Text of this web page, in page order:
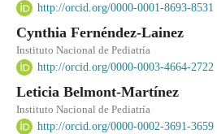
http://orcid.org/0000-0001-8693-8531
Cynthia Fernéndez-Lainez
Instituto Nacional de Pediatría
http://orcid.org/0000-0003-4664-2722
Leticia Belmont-Martínez
Instituto Nacional de Pediatría
http://orcid.org/0000-0002-3691-3659